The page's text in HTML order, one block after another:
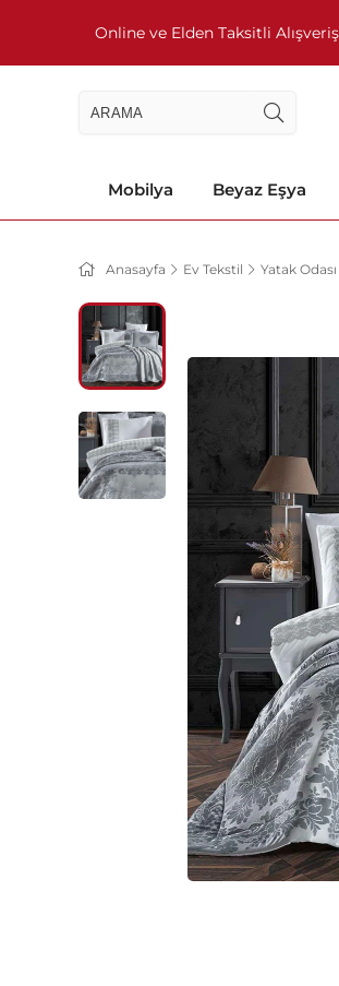
Online ve Elden Taksitli Alışveriş
Mobilya Beyaz Eşya
Anasayfa Ev Tekstil Yatak